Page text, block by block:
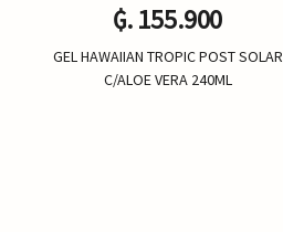
₲. 155.900
GEL HAWAIIAN TROPIC POST SOLAR
C/ALOE VERA 240ML